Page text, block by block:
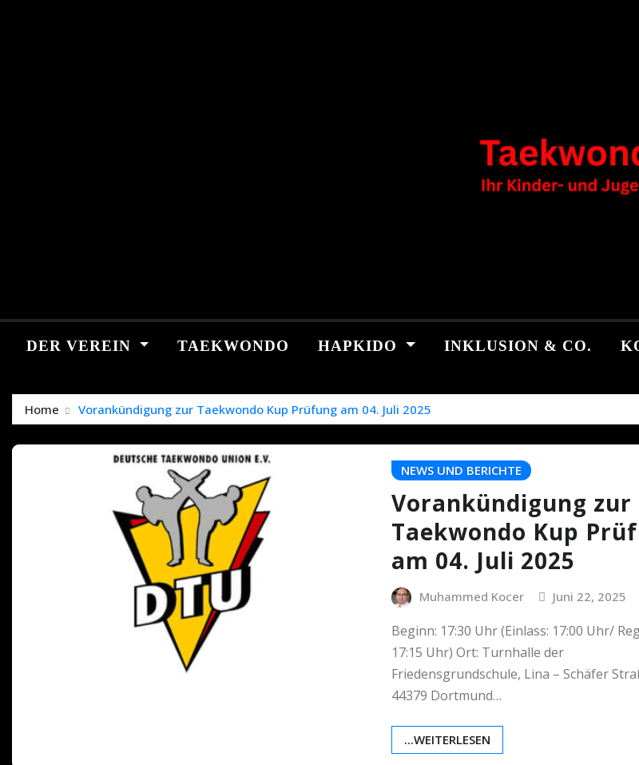
DER VEREIN TAEKWONDO HAPKIDO INKLUSION & CO.
Home Vorankündigung zur Taekwondo Kup Prüfung am 04. Juli 2025
NEWS UND BERICHTE
Vorankündigung zur
Taekwondo Kup
am 04. Juli 2025
Muhammed Kocer Juni 22, 2025
Beginn: 17:30 Uhr (Einlass: 17:00 Uhr/
17:15 Uhr) Ort: Turnhalle der
Friedensgrundschule, Lina – Schäfer
44379 Dortmund…
...WEITERLESEN